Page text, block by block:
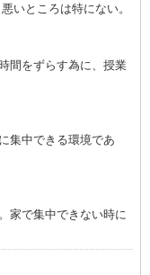
いところは特にない。
間をずらす為に、授業
集中できる環境であ
家で集中できない時に